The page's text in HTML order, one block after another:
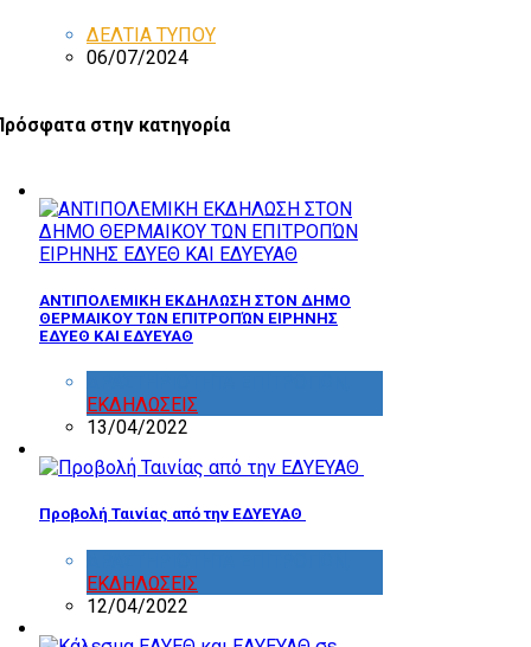
ΔΕΛΤΙΑ ΤΥΠΟΥ
06/07/2024
στην κατηγορία
ΑΝΤΙΠΟΛΕΜΙΚΗ ΕΚΔΗΛΩΣΗ ΣΤΟΝ ΔΗΜΟ
ΘΕΡΜΑΙΚΟΥ ΤΩΝ ΕΠΙΤΡΟΠΏΝ ΕΙΡΗΝΗΣ
ΕΔΥΕΘ ΚΑΙ ΕΔΥΕΥΑΘ
ΕΚΔΗΛΩΣΕΙΣ
13/04/2022
Προβολή Ταινίας από την ΕΔΥΕΥΑΘ
ΕΚΔΗΛΩΣΕΙΣ
12/04/2022